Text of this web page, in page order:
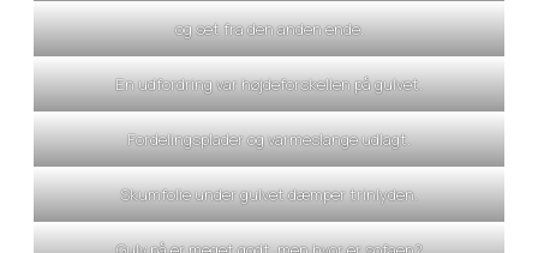
og set fra den anden ende.
En udfordring var højdeforskellen på gulvet.
Fordelingsplader og varmeslange udlagt.
Skumfolie under gulvet dæmper trinlyden.